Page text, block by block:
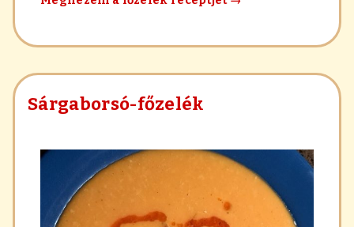
Sárgaborsó-főzelék